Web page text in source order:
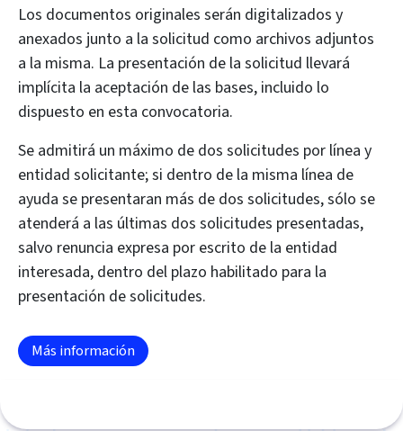
Los documentos originales serán digitalizados y
anexados junto a la solicitud como archivos adjuntos
a la misma. La presentación de la solicitud llevará
implícita la aceptación de las bases, incluido lo
dispuesto en esta convocatoria.
Se admitirá un máximo de dos solicitudes por línea y
entidad solicitante; si dentro de la misma línea de
ayuda se presentaran más de dos solicitudes, sólo se
atenderá a las últimas dos solicitudes presentadas,
salvo renuncia expresa por escrito de la entidad
interesada, dentro del plazo habilitado para la
presentación de solicitudes.
Más información